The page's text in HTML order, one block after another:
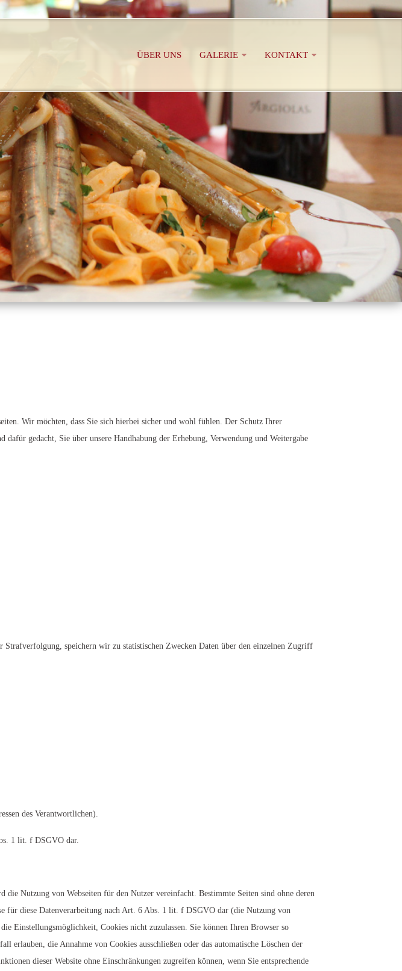
ÜBER UNS GALERIE KONTAKT
Wir möchten, dass Sie sich hierbei sicher und wohl fühlen. Der Schutz Ihrer
gedacht, Sie über unsere Handhabung der Erhebung, Verwendung und Weitergabe
speichern wir zu statistischen Zwecken Daten über den einzelnen Zugriff
des Verantwortlichen).
1 lit. f DSGVO dar.
Nutzung von Webseiten für den Nutzer vereinfacht. Bestimmte Seiten sind ohne deren
für diese Datenverarbeitung nach Art. 6 Abs. 1 lit. f DSGVO dar (die Nutzung von
Einstellungsmöglichkeit, Cookies nicht zuzulassen. Sie können Ihren Browser so
erlauben, die Annahme von Cookies ausschließen oder das automatische Löschen der
dieser Website ohne Einschränkungen zugreifen können, wenn Sie entsprechende